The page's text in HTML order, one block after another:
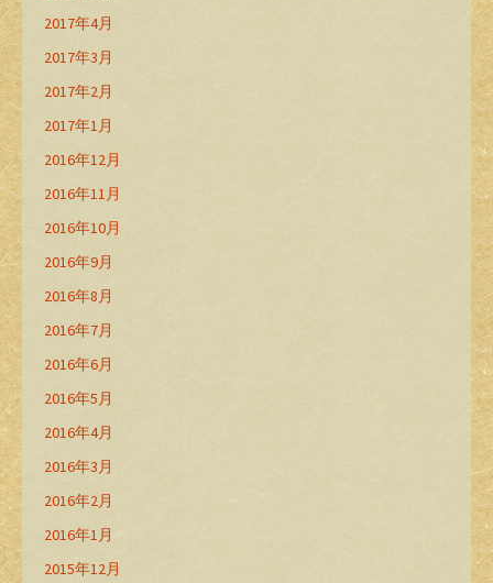
2017年4月
2017年3月
2017年2月
2017年1月
2016年12月
2016年11月
2016年10月
2016年9月
2016年8月
2016年7月
2016年6月
2016年5月
2016年4月
2016年3月
2016年2月
2016年1月
2015年12月